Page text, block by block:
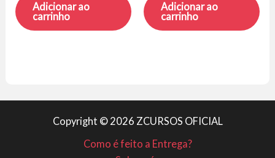
Adicionar ao
carrinho
Adicionar ao
carrinho
Copyright © 2026 ZCURSOS OFICIAL
Como é feito a Entrega?